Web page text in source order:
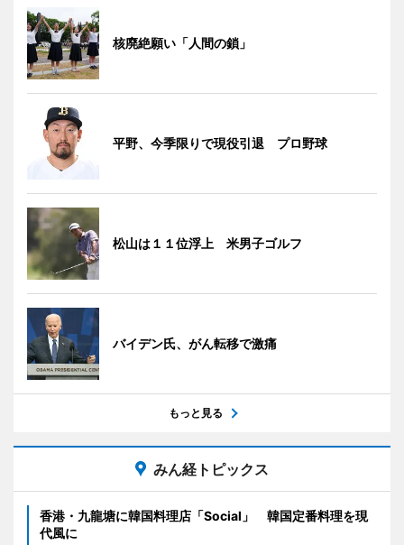
核廃絶願い「人間の鎖」
平野、今季限りで現役引退 プロ野球
松山は１１位浮上 米男子ゴルフ
バイデン氏、がん転移で激痛
もっと見る
みん経トピックス
香港・九龍塘に韓国料理店「Social」 韓国定番料理を現
代風に